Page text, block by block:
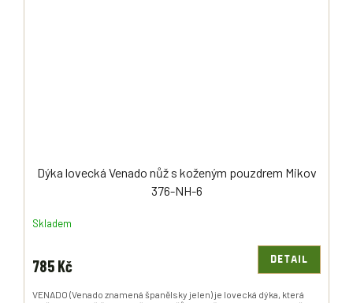
Dýka lovecká Venado nůž s koženým pouzdrem Mikov
376-NH-6
Skladem
785 Kč DETAIL
VENADO (Venado znamená španělsky jelen) je lovecká dýka, která